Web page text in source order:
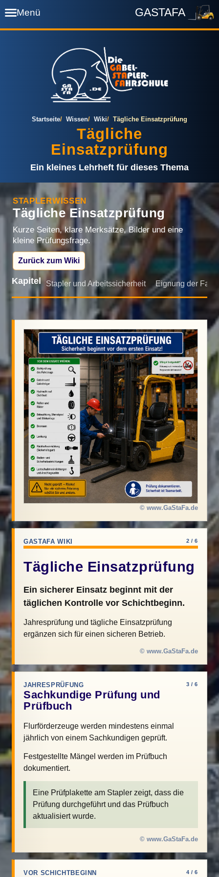
Menü GASTAFA
Startseite
Termine
Preise
Prüfung
Wissen
Downloads
Startseite Wissen Wiki Tägliche Einsatzprüfung
Tägliche
Einsatzprüfung
Ein kleines Lehrheft für dieses Thema
STAPLERWISSEN
Tägliche Einsatzprüfung
Kurze Seiten, klare Merksätze, Bilder und eine
kleine Prüfungsfrage.
Zurück zum Wiki
Kapitel Stapler und Arbeitssicherheit Eignung der
© www.GaStaFa.de
GASTAFA WIKI 2 / 6
Tägliche Einsatzprüfung
Ein sicherer Einsatz beginnt mit der
täglichen Kontrolle vor Schichtbeginn.
Jahresprüfung und tägliche Einsatzprüfung
ergänzen sich für einen sicheren Betrieb.
© www.GaStaFa.de
JAHRESPRÜFUNG 3 / 6
Sachkundige Prüfung und
Prüfbuch
Flurförderzeuge werden mindestens einmal
jährlich von einem Sachkundigen geprüft.
Festgestellte Mängel werden im Prüfbuch
dokumentiert.
Eine Prüfplakette am Stapler zeigt, dass die
Prüfung durchgeführt und das Prüfbuch
aktualisiert wurde.
© www.GaStaFa.de
VOR SCHICHTBEGINN 4 / 6